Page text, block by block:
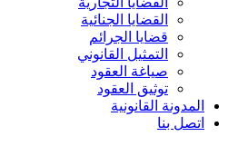
القضايا الجنائية
قضايا الجرائم
التمثيل القانوني
صياغة العقود
توثيق العقود
المدونة القانونية
اتصل بنا